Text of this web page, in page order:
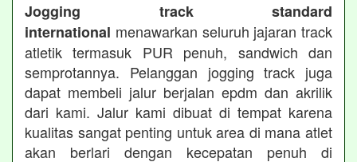
Jogging track standard
international menawarkan seluruh jajaran track
atletik termasuk PUR penuh, sandwich dan
semprotannya. Pelanggan jogging track juga
dapat membeli jalur berjalan epdm dan akrilik
dari kami. Jalur kami dibuat di tempat karena
kualitas sangat penting untuk area di mana atlet
akan berlari dengan kecepatan penuh di